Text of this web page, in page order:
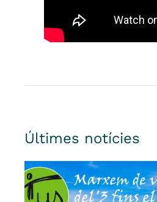
Últimes notícies